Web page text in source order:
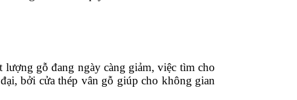
gỗ đang ngày càng giảm, việc tìm cho
bởi cửa thép vân gỗ giúp cho không gian